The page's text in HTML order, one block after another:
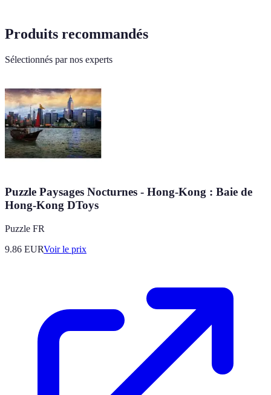
Produits recommandés
Sélectionnés par nos experts
Puzzle Paysages Nocturnes - Hong-Kong : Baie de
Hong-Kong DToys
Puzzle FR
9.86 EURVoir le prix